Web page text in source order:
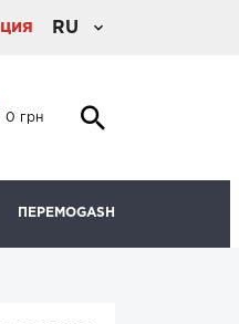
RU
0 грн
ПЕРЕМОGASH